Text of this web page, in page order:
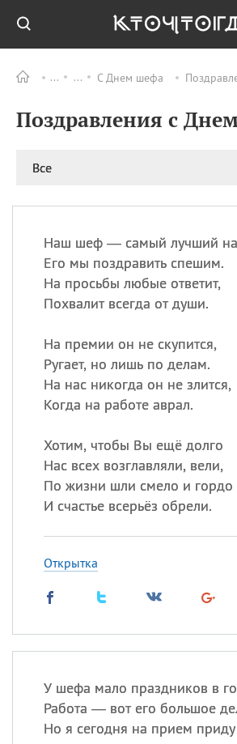
С Днем шефа
Поздравления с
Все
Наш шеф — самый лучший на
Его мы поздравить спешим.
На просьбы любые ответит,
Похвалит всегда от души.
На премии он не скупится,
Ругает, но лишь по делам.
На нас никогда он не злится,
Когда на работе аврал.
Хотим, чтобы Вы ещё долго
Нас всех возглавляли, вели,
По жизни шли смело и гордо
И счастье всерьёз обрели.
Открытка
У шефа мало праздников в
Работа — вот его большое
Но я сегодня на прием приду
08.08 День
Анна